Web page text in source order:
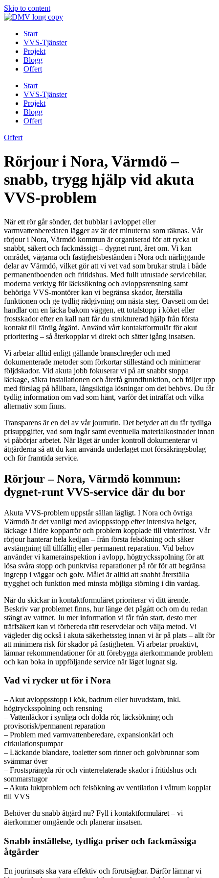
Skip to content
Start
VVS-Tjänster
Projekt
Blogg
Offert
Start
VVS-Tjänster
Projekt
Blogg
Offert
Offert
Rörjour i Nora, Värmdö –
snabb, trygg hjälp vid akuta
VVS-problem
När ett rör går sönder, det bubblar i avloppet eller
varmvattenberedaren lägger av är det minuterna som räknas. Vår
rörjour i Nora, Värmdö kommun är organiserad för att rycka ut
snabbt, säkert och fackmässigt – dygnet runt, året om. Vi kan
området, vägarna och fastighetsbestånden i Nora och närliggande
delar av Värmdö, vilket gör att vi vet vad som brukar strula i både
permanentboenden och fritidshus. Med fullt utrustade servicebilar,
moderna verktyg för läcksökning och avloppsrensning samt
behöriga VVS-montörer kan vi begränsa skador, återställa
funktionen och ge tydlig rådgivning om nästa steg. Oavsett om det
handlar om en läcka bakom väggen, ett totalstopp i köket eller
frostskador efter en kall natt får du strukturerad hjälp från första
kontakt till färdig åtgärd. Använd vårt kontaktformulär för akut
prioritering – så återkopplar vi direkt och sätter igång insatsen.
Vi arbetar alltid enligt gällande branschregler och med
dokumenterade metoder som förkortar stillestånd och minimerar
följdskador. Vid akuta jobb fokuserar vi på att snabbt stoppa
läckage, säkra installationen och återfå grundfunktion, och följer upp
med förslag på hållbara, långsiktiga lösningar om det behövs. Du får
tydlig information om vad som hänt, varför det inträffat och vilka
alternativ som finns.
Transparens är en del av vår jourrutin. Det betyder att du får tydliga
prisuppgifter, vad som ingår samt eventuella materialkostnader innan
vi påbörjar arbetet. När läget är under kontroll dokumenterar vi
åtgärderna så att du kan använda underlaget mot försäkringsbolag
och för framtida service.
Rörjour – Nora, Värmdö kommun:
dygnet-runt VVS-service där du bor
Akuta VVS-problem uppstår sällan lägligt. I Nora och övriga
Värmdö är det vanligt med avloppsstopp efter intensiva helger,
läckage i äldre kopparrör och problem kopplade till vinterfrost. Vår
rörjour hanterar hela kedjan – från första felsökning och säker
avstängning till tillfällig eller permanent reparation. Vid behov
använder vi kamerainspektion i avlopp, högtrycksspolning för att
lösa svåra stopp och punktvisa reparationer på rör för att begränsa
ingrepp i väggar och golv. Målet är alltid att snabbt återställa
trygghet och funktion med minsta möjliga störning i din vardag.
När du skickar in kontaktformuläret prioriterar vi ditt ärende.
Beskriv var problemet finns, hur länge det pågått och om du redan
stängt av vattnet. Ju mer information vi får från start, desto mer
träffsäkert kan vi förbereda rätt reservdelar och välja metod. Vi
vägleder dig också i akuta säkerhetssteg innan vi är på plats – allt för
att minimera risk för skador på fastigheten. Vi arbetar proaktivt,
lämnar rekommendationer för att förebygga återkommande problem
och kan boka in uppföljande service när läget lugnat sig.
Vad vi rycker ut för i Nora
– Akut avloppsstopp i kök, badrum eller huvudstam, inkl.
högtrycksspolning och rensning
– Vattenläckor i synliga och dolda rör, läcksökning och
provisorisk/permanent reparation
– Problem med varmvattenberedare, expansionkärl och
cirkulationspumpar
– Läckande blandare, toaletter som rinner och golvbrunnar som
svämmar över
– Frostsprängda rör och vinterrelaterade skador i fritidshus och
sommarstugor
– Akuta luktproblem och felsökning av ventilation i våtrum kopplat
till VVS
Behöver du snabb åtgärd nu? Fyll i kontaktformuläret – vi
återkommer omgående och planerar insatsen.
Snabb inställelse, tydliga priser och fackmässiga
åtgärder
En jourinsats ska vara effektiv och förutsägbar. Därför lämnar vi